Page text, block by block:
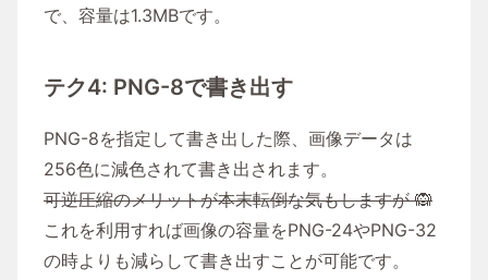
で、容量は1.3MBです。
テク4: PNG-8で書き出す
PNG-8を指定して書き出した際、画像データは
256色に減色されて書き出されます。
可逆圧縮のメリットが本末転倒な気もしますが 🙉
これを利用すれば画像の容量をPNG-24やPNG-32
の時よりも減らして書き出すことが可能です。